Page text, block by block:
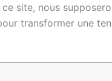
site, nous
transformer une